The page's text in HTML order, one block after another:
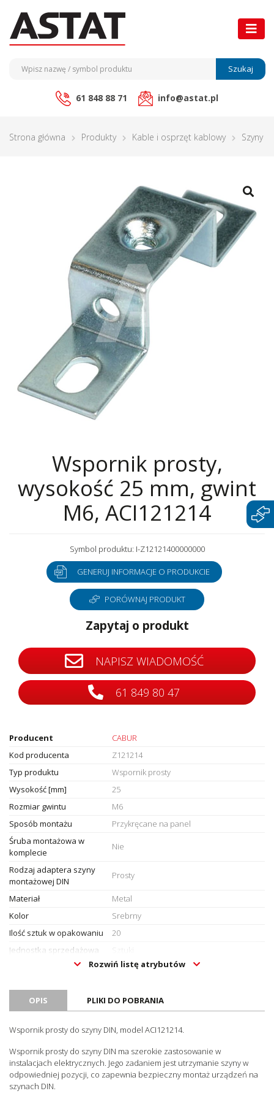
Szukaj
61 848 88 71 info@astat.pl
Strona główna Produkty Kable i osprzęt kablowy Szyny
Wspornik prosty,
wysokość 25 mm, gwint
M6, ACI121214
Symbol produktu: I-Z12121400000000
GENERUJ INFORMACJE O PRODUKCIE
PORÓWNAJ PRODUKT
Zapytaj o produkt
NAPISZ WIADOMOŚĆ
61 849 80 47
Producent
CABUR
Kod producenta
Z121214
Typ produktu
Wspornik prosty
Wysokość [mm]
25
Rozmiar gwintu
M6
Sposób montażu
Przykręcane na panel
Śruba montażowa w
komplecie
Nie
Rodzaj adaptera szyny
montażowej DIN
Prosty
Materiał
Metal
Kolor
Srebrny
Ilość sztuk w opakowaniu
20
Jednostka sprzedażowa
Sztuki
Rozwiń listę atrybutów
OPIS PLIKI DO POBRANIA
Wspornik prosty do szyny DIN, model ACI121214.
Wspornik prosty do szyny DIN ma szerokie zastosowanie w
instalacjach elektrycznych. Jego zadaniem jest utrzymanie szyny w
odpowiedniej pozycji, co zapewnia bezpieczny montaż urządzeń na
szynach DIN.